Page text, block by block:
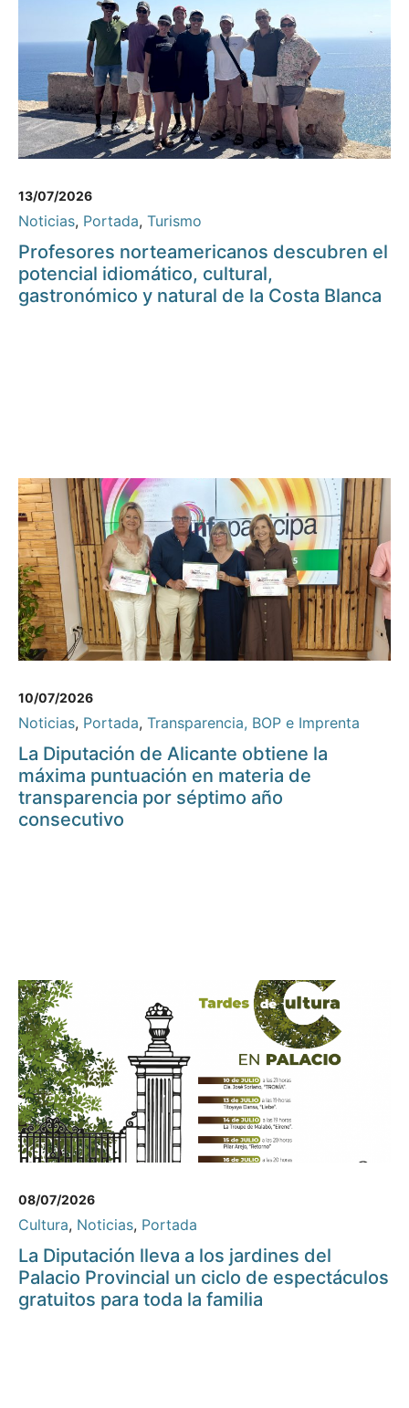
13/07/2026
Noticias, Portada, Turismo
Profesores norteamericanos descubren el
potencial idiomático, cultural,
gastronómico y natural de la Costa Blanca
10/07/2026
Noticias, Portada, Transparencia, BOP e Imprenta
La Diputación de Alicante obtiene la
máxima puntuación en materia de
transparencia por séptimo año
consecutivo
08/07/2026
Cultura, Noticias, Portada
La Diputación lleva a los jardines del
Palacio Provincial un ciclo de espectáculos
gratuitos para toda la familia